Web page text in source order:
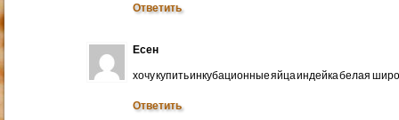
Ответить
Есен
хочу купить инкубационные яйца индейка белая
Ответить